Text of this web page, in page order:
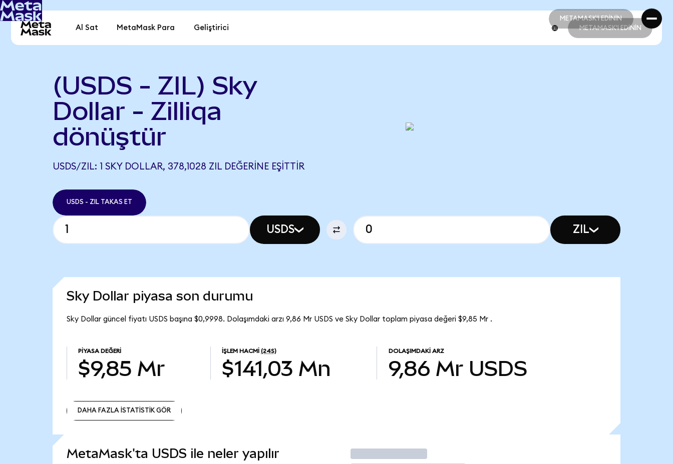
METAMASK'I EDİNİN
METAMASK'I EDİNİN
Al Sat MetaMask Para Geliştirici METAMASK'I EDİNİN
(USDS - ZIL) Sky
Dollar - Zilliqa
dönüştür
USDS/ZIL: 1 SKY DOLLAR, 378,1028 ZIL DEĞERINE EŞITTIR
USDS - ZIL TAKAS ET
USDS ZIL
Sky Dollar piyasa son durumu
Sky Dollar güncel fiyatı USDS başına $0,9998. Dolaşımdaki arzı 9,86 Mr USDS ve Sky Dollar toplam piyasa değeri $9,85 Mr .
PIYASA DEĞERI
$9,85 Mr
İŞLEM HACMI (24S)
$141,03 Mn
DOLAŞIMDAKI ARZ
9,86 Mr USDS
DAHA FAZLA İSTATİSTİK GÖR
MetaMask'ta USDS ile neler yapılır İşlem Yap